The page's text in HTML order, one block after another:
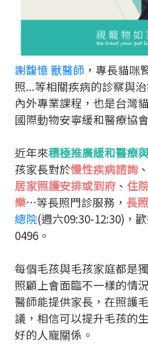
謝馥憶 獸醫師 ，專長貓咪
照...等相關疾病的診察與
內外專業課程，也是台灣
國際動物安寧緩和醫療協
近年來積極推廣緩和醫療
孩家長對於慢性疾病諮詢 、
居家照護安排或到府 、 住
樂…等長照門診服務， 長
總院(週六09:30-12:30)，
0496。
每個毛孩與毛孩家庭都是
照顧上會面臨不一樣的情
醫師能提供家長，在照護
議，相信可以提升毛孩的
好的人寵關係。